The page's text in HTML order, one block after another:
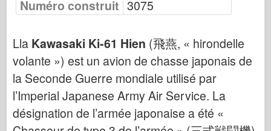
Force aérienne
Modèle AZ
Crabot noir
Cyber-Hobby (Cyber-Hobby)
Numéro construit 3075
Lla Kawasaki Ki-61 Hien (飛燕, « hirondelle
volante ») est un avion de chasse japonais de
la Seconde Guerre mondiale utilisé par
l’Imperial Japanese Army Air Service. La
désignation de l’armée japonaise a été «